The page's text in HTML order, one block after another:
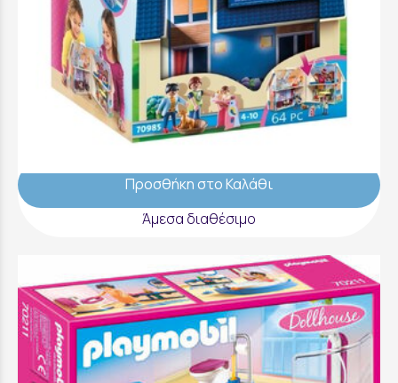
Playmobil Μοντέρνο Κουκλόσπιτο-
Βαλιτσάκι - 70985
49,99 €
Προσθήκη στο Καλάθι
Άμεσα διαθέσιμο